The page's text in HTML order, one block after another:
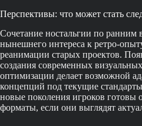
Перспективы: что может стать
Сочетание ностальгии по
нынешнего интереса к ретро-
реанимации старых проектов.
создания современных
оптимизации делает возможной
концепций под текущие
новые поколения игроков готовы
форматы, если они выглядят